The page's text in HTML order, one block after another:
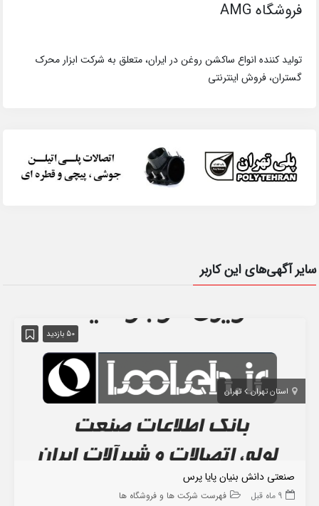
فروشگاه AMG
تولید کننده انواع ساکشن روغن در ایران، متعلق به شرکت ابزار محرک
گستران، فروش اینترنتی
سایر آگهی‌های این کاربر
50 بازدید
استان تهران تهران
صنعتی دانش بنیان پایا پرس
9 ماه قبل فهرست شرکت ها و فروشگاه ها